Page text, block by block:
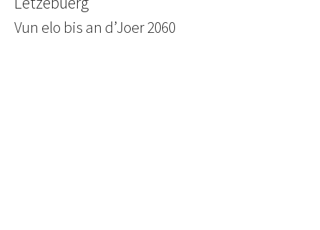
Vun elo bis an d’Joer 2060